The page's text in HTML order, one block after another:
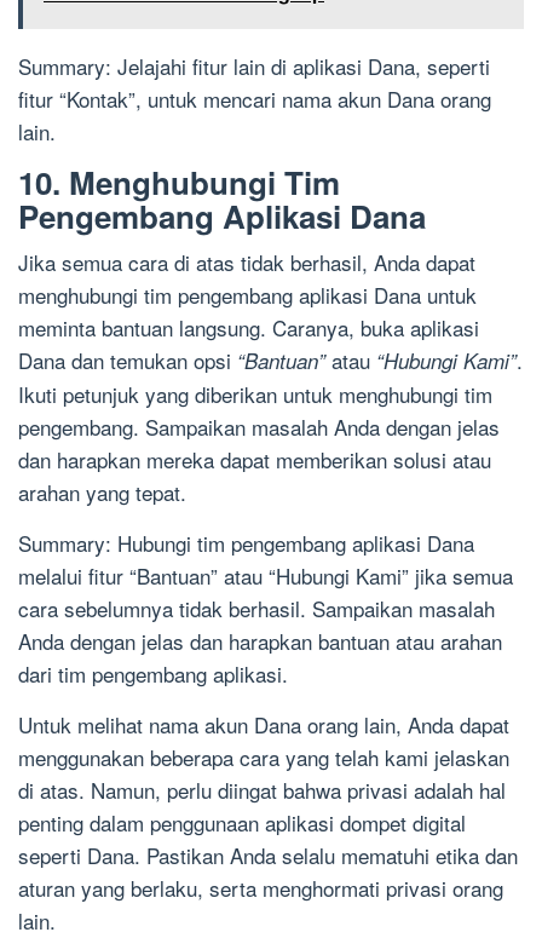
Summary: Jelajahi fitur lain di aplikasi Dana, seperti
fitur “Kontak”, untuk mencari nama akun Dana orang
lain.
10. Menghubungi Tim
Pengembang Aplikasi Dana
Jika semua cara di atas tidak berhasil, Anda dapat
menghubungi tim pengembang aplikasi Dana untuk
meminta bantuan langsung. Caranya, buka aplikasi
Dana dan temukan opsi “Bantuan”atau “Hubungi Kami”.
Ikuti petunjuk yang diberikan untuk menghubungi tim
pengembang. Sampaikan masalah Anda dengan jelas
dan harapkan mereka dapat memberikan solusi atau
arahan yang tepat.
Summary: Hubungi tim pengembang aplikasi Dana
melalui fitur “Bantuan” atau “Hubungi Kami” jika semua
cara sebelumnya tidak berhasil. Sampaikan masalah
Anda dengan jelas dan harapkan bantuan atau arahan
dari tim pengembang aplikasi.
Untuk melihat nama akun Dana orang lain, Anda dapat
menggunakan beberapa cara yang telah kami jelaskan
di atas. Namun, perlu diingat bahwa privasi adalah hal
penting dalam penggunaan aplikasi dompet digital
seperti Dana. Pastikan Anda selalu mematuhi etika dan
aturan yang berlaku, serta menghormati privasi orang
lain.